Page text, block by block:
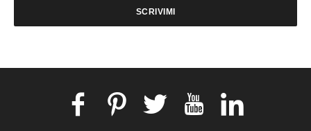
SCRIVIMI